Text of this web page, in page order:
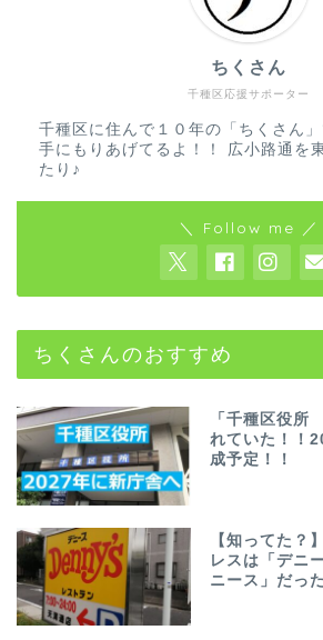
千種区応援サポーター
ちくさん
千種区に住んで１０年の「ちくさん
手にもりあげてるよ！！ 広小路通を
たり♪
＼ Follow me ／
ちくさんのおすすめ
「千種区役所
れていた！！
成予定！！
【知ってた？
レスは「デニ
ニース」だっ